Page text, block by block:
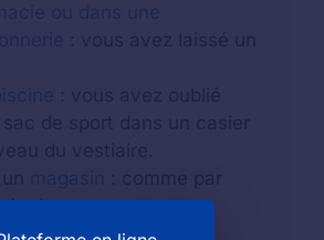
ou dans une
: vous avez laissé un
: vous avez oublié
de sport dans un casier
du vestiaire.
magasin : comme par
dans un centre